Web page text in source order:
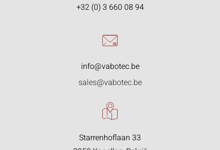
+32 (0) 3 660 08 94
info@vabotec.be
sales@vabotec.be
Starrenhoflaan 33